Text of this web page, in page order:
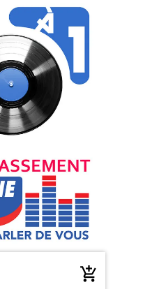
add_shopping_cart